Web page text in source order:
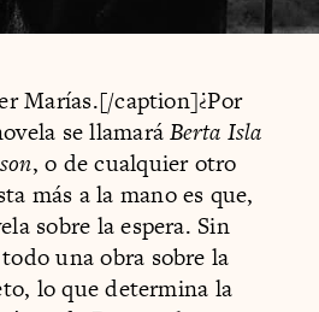
Marías.[/caption]¿Por
se llamaráBerta Isla
, o de cualquier otro
más a la mano es que,
sobre la espera. Sin
una obra sobre la
lo que determina la